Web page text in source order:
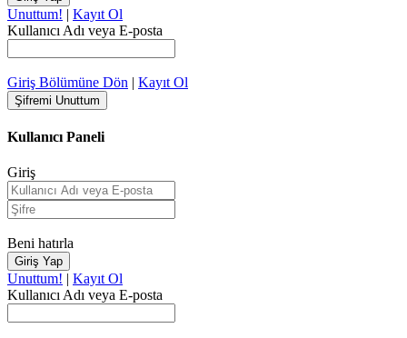
Unuttum! | Kayıt Ol
Kullanıcı Adı veya E-posta
Giriş Bölümüne Dön | Kayıt Ol
Kullanıcı Paneli
Giriş
Beni hatırla
Unuttum! | Kayıt Ol
Kullanıcı Adı veya E-posta